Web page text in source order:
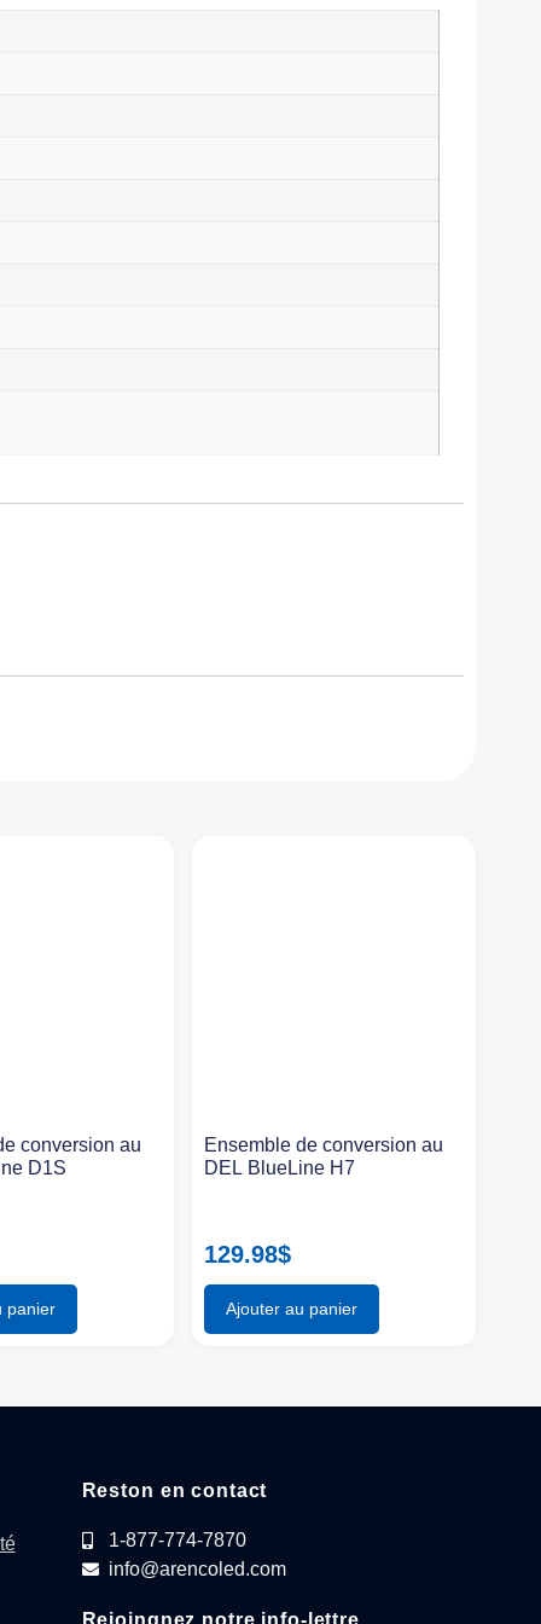
conversion au
D1S
panier
Ensemble de conversion au
DEL BlueLine H7
129.98$
Ajouter au panier
Reston en contact
1-877-774-7870
info@arencoled.com